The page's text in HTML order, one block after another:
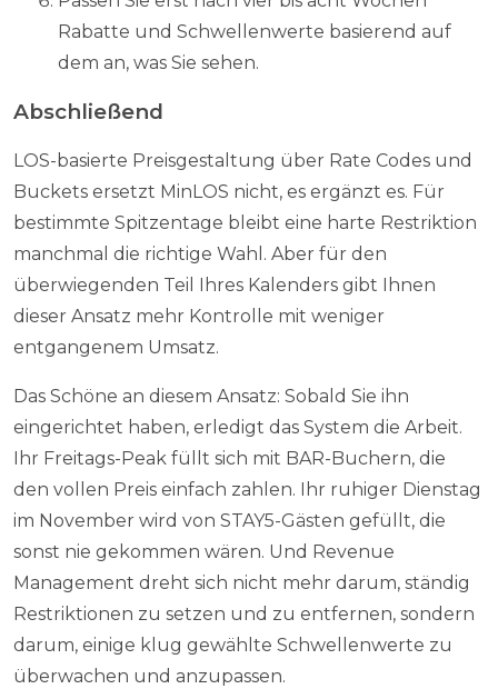
Rabatte und Schwellenwerte basierend auf
dem an, was Sie sehen.
Abschließend
LOS-basierte Preisgestaltung über Rate Codes und
Buckets ersetzt MinLOS nicht, es ergänzt es. Für
bestimmte Spitzentage bleibt eine harte Restriktion
manchmal die richtige Wahl. Aber für den
überwiegenden Teil Ihres Kalenders gibt Ihnen
dieser Ansatz mehr Kontrolle mit weniger
entgangenem Umsatz.
Das Schöne an diesem Ansatz: Sobald Sie ihn
eingerichtet haben, erledigt das System die Arbeit.
Ihr Freitags-Peak füllt sich mit BAR-Buchern, die
den vollen Preis einfach zahlen. Ihr ruhiger Dienstag
im November wird von STAY5-Gästen gefüllt, die
sonst nie gekommen wären. Und Revenue
Management dreht sich nicht mehr darum, ständig
Restriktionen zu setzen und zu entfernen, sondern
darum, einige klug gewählte Schwellenwerte zu
überwachen und anzupassen.